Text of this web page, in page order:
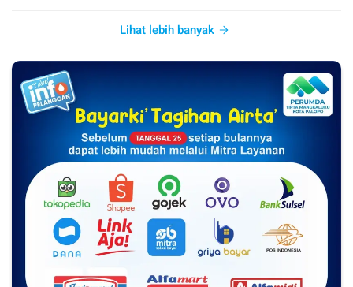
Lihat lebih banyak